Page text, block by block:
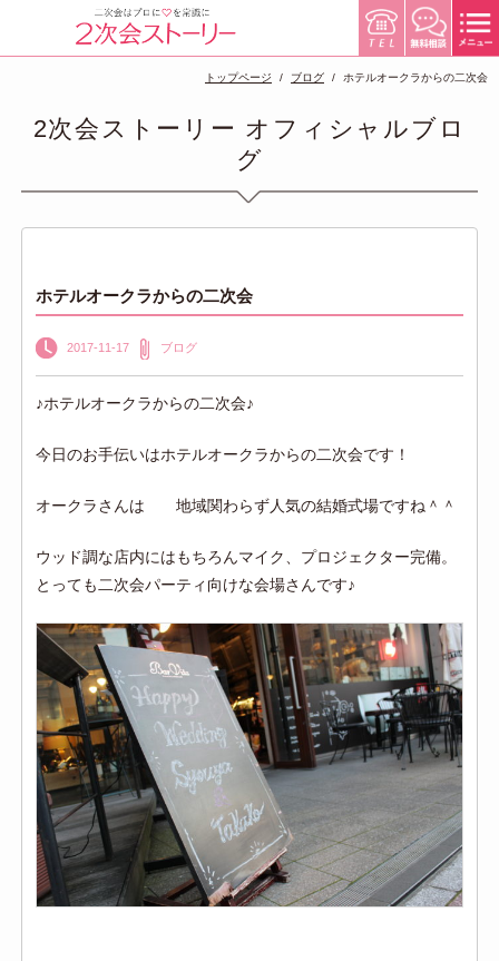
トップページ ブログ ホテルオークラからの二次会
2次会ストーリー オフィシャルブロ
グ
ホテルオークラからの二次会
2017-11-17 ブログ
♪ホテルオークラからの二次会♪
今日のお手伝いはホテルオークラからの二次会です！
オークラさんは 地域関わらず人気の結婚式場ですね＾＾
ウッド調な店内にはもちろんマイク、プロジェクター完備。
とっても二次会パーティ向けな会場さんです♪